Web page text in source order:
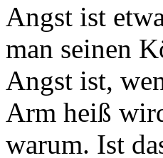
Angst ist
man seinen
Angst ist,
Arm heiß
warum. Ist